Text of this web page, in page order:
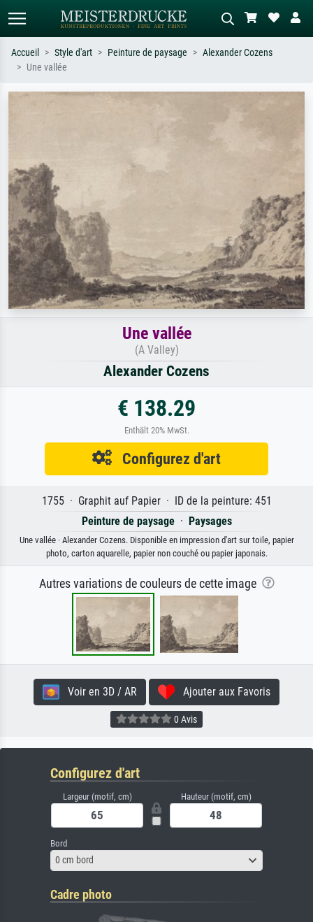
Recherchez par artiste, titre ou style –
tableau sombre, nu debout près d'un
Accueil Style d'art Peinture de paysage
Alexander Cozens
Une vallée
Une vallée
(A Valley)
Alexander Cozens
€ 138.29
Enthält 20% MwSt.
Configurez d'art
1755 · Graphit auf Papier · ID de la peinture: 451
Peinture de paysage· Paysages
Une vallée · Alexander Cozens. Disponible en impression d'art sur toile, papier
photo, carton aquarelle, papier non couché ou papier japonais.
Autres variations de couleurs de cette image
Voir en 3D / AR Ajouter aux Favoris
0 Avis
Configurez d'art
Largeur (motif, cm) Hauteur (motif, cm)
Bord
0 cm bord
Cadre photo